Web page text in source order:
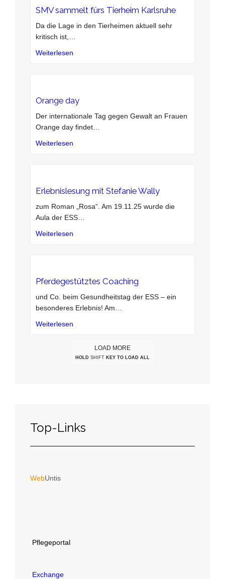
SMV sammelt fürs Tierheim Karlsruhe
Da die Lage in den Tierheimen aktuell sehr
kritisch ist,
Weiterlesen
Orange day
Der internationale Tag gegen Gewalt an Frauen
Orange day findet
Weiterlesen
Erlebnislesung mit Stefanie Wally
zum Roman „Rosa“. Am 19.11.25 wurde die
Aula der ESS
Weiterlesen
Pferdegestütztes Coaching
und Co. beim Gesundheitstag der ESS – ein
besonderes Erlebnis! Am
Weiterlesen
LOAD MORE
HOLD SHIFT KEY TO LOAD ALL
Top-Links
WebUntis
Pflegeportal
Exchange